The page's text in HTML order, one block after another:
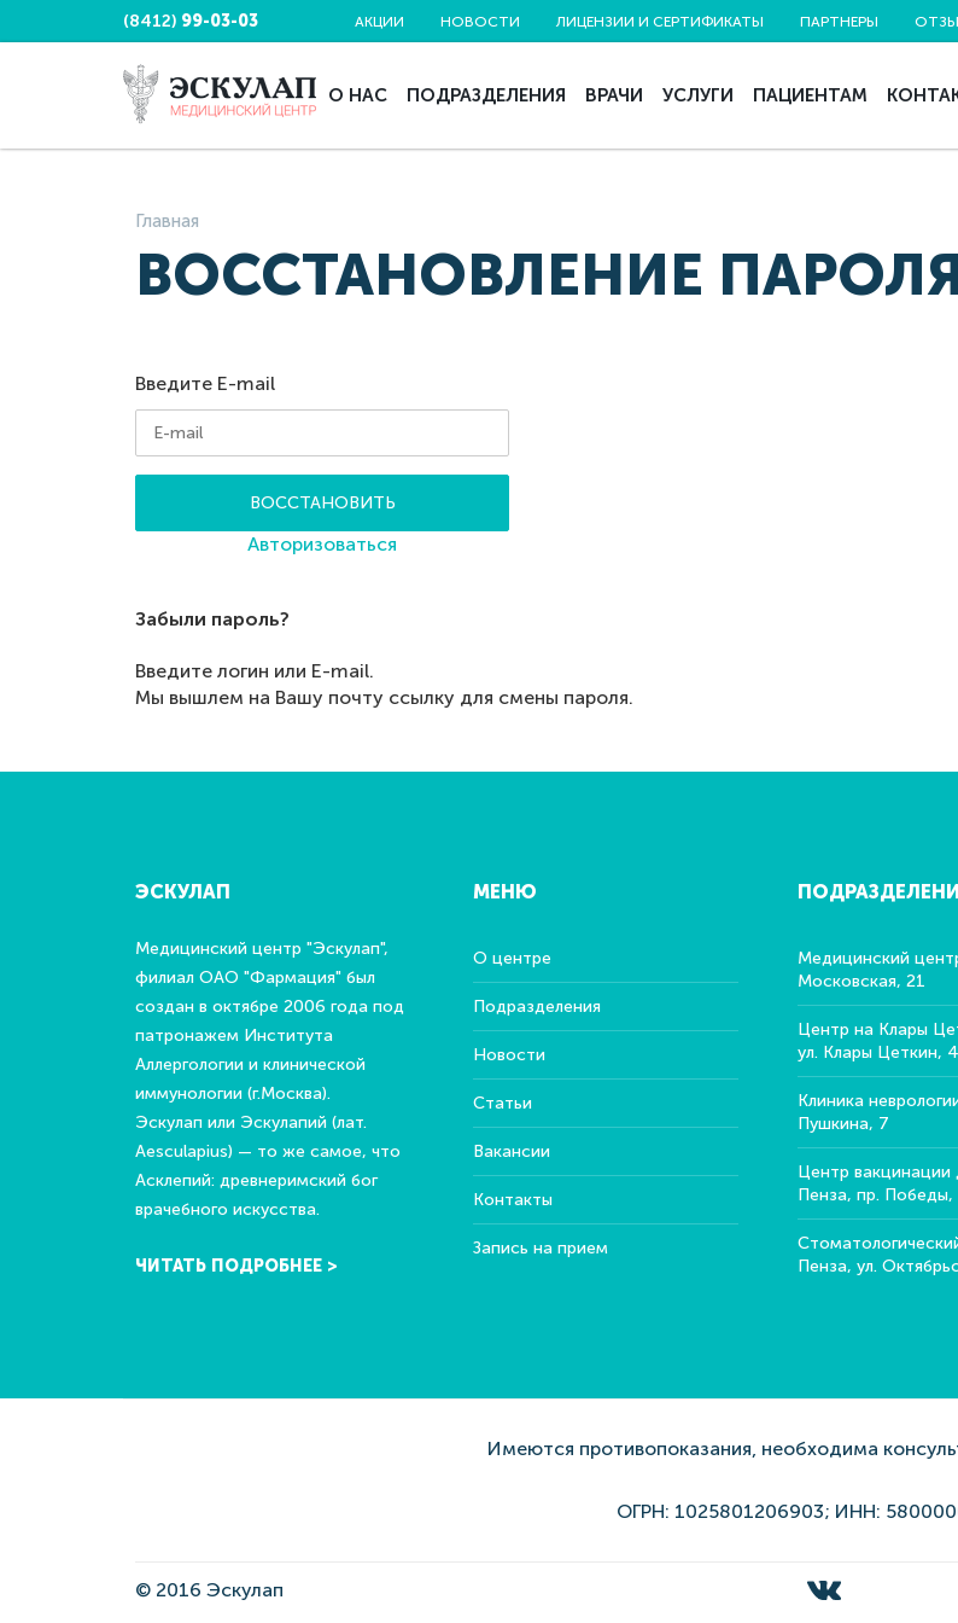
О НАС ПОДРАЗДЕЛЕНИЯ ВРАЧИ УСЛУГИ ПАЦИЕНТАМ
АКЦИИ НОВОСТИ ЛИЦЕНЗИИ И СЕРТИФИКАТЫ ПАРТНЕРЫ
(8412) 99-03-03
Главная
ВОССТАНОВЛЕНИЕ
Введите E-mail
ВОССТАНОВИТЬ
Авторизоваться
Забыли пароль?
Введите логин или E-mail.
Мы вышлем на Вашу почту ссылку для смены пароля.
ЭСКУЛАП
Медицинский центр "Эскулап",
филиал ОАО "Фармация" был
создан в октябре 2006 года под
патронажем Института
Аллергологии и клинической
иммунологии (г.Москва).
Эскулап или Эскулапий (лат.
Aesculapius) — то же самое, что
Асклепий: древнеримский бог
врачебного искусства.
ЧИТАТЬ ПОДРОБНЕЕ >
МЕНЮ
О центре
Подразделения
Новости
Статьи
Вакансии
Контакты
Запись на прием
Медицинский
Московская, 21
Центр на Клары
ул. Клары Цеткин,
Клиника
Пушкина, 7
Центр вакцинации
Пенза, пр. Победы,
Пенза, ул.
Имеются противопоказания, необходима
ОГРН: 1025801206903; ИНН:
© 2016 Эскулап